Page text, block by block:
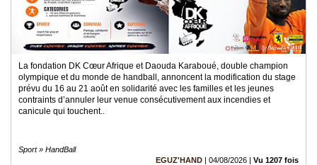
Adhésion
Devenir
partenaire
Marché
La fondation DK Cœur Afrique et Daouda Karaboué, double champion
olympique et du monde de handball, annoncent la modification du stage
prévu du 16 au 21 août en solidarité avec les familles et les jeunes
contraints d’annuler leur venue consécutivement aux incendies et
canicule qui touchent..
Sport » HandBall
EGUZ'HAND | 04/08/2026 | Vu 1207 fois